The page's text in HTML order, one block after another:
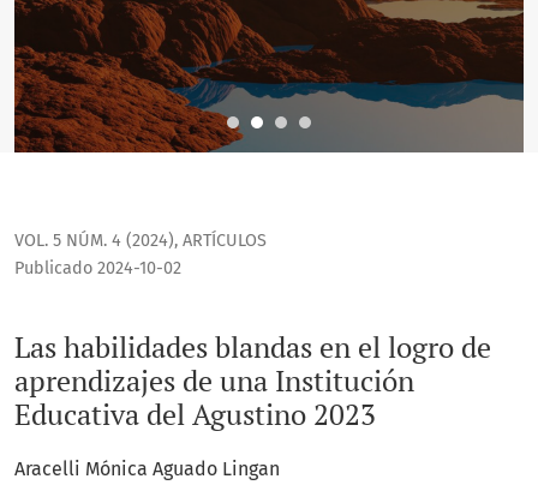
VOL. 5 NÚM. 4 (2024), ARTÍCULOS
Las habilidades blandas en el logro de
aprendizajes de una Institución
Educativa del Agustino 2023
Publicado 2024-10-02
Aracelli Mónica Aguado Lingan